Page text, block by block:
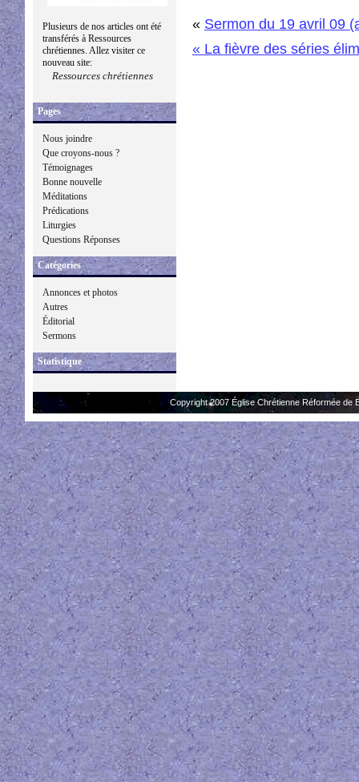
Plusieurs de nos articles ont été
transférés à Ressources
chrétiennes. Allez visiter ce
nouveau site:
Ressources chrétiennes
Pages
Nous joindre
Que croyons-nous ?
Témoignages
Bonne nouvelle
Méditations
Prédications
Liturgies
Questions Réponses
Catégories
Annonces et photos
Autres
Éditorial
Sermons
Statistique
« Sermon du 19 avril 09
« La fièvre des séries
Copyright 2007 Église Chrétienne Réformée de